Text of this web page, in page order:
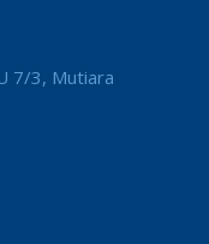
7/3, Mutiara